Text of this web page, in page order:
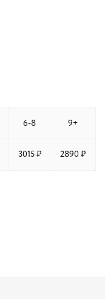
6-8 9+
3015 ₽ 2890 ₽